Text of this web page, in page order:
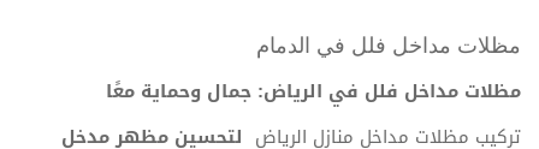
مظلات مداخل فلل في الدمام
مظلات مداخل فلل في الرياض: جمال وحماية معًا
تركيب مظلات مداخل منازل الرياض لتحسين مظهر مدخل